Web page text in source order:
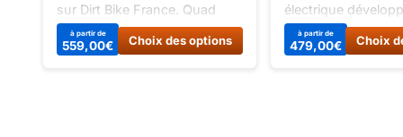
sur Dirt Bike France. Quad
électrique idéal pour les
jeunes pilotes, avec une
à partir de
559,00€ Choix des options
Ce
produit
électrique
Kayo. Puissant,
écologique, ce
à partir de
479,00€ Choix